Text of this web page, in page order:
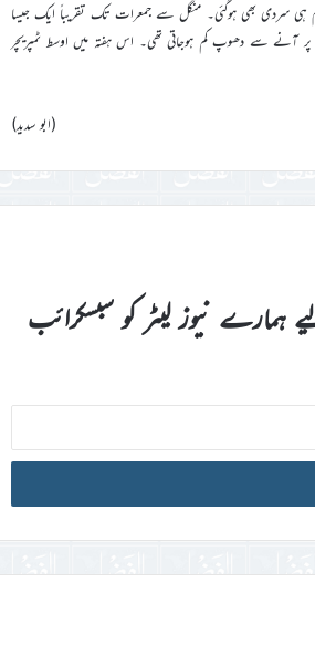
ہی سردی بھی ہوگئی۔ منگل سے جمعرات تک تقریباً ایک جیسا
پر آنے سے دھوپ کم ہوجاتی تھی۔ اس ہفتہ میں اوسط ٹمپریچر
(ابو سدید)
ہمارے نیوز لیٹر کو سبسکرائب